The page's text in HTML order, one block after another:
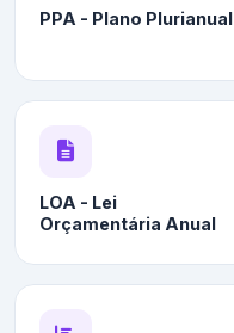
PPA - Plano Plurianual
LOA - Lei
Orçamentária Anual